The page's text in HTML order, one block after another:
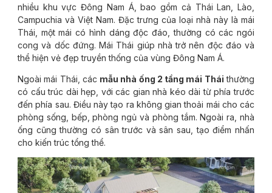
nhiều khu vực Đông Nam Á, bao gồm cả Thái Lan, Lào,
Campuchia và Việt Nam. Đặc trưng của loại nhà này là mái
Thái, một mái có hình dáng độc đáo, thường có các ngói
cong và dốc đứng. Mái Thái giúp nhà trở nên độc đáo và
thể hiện vẻ đẹp truyền thống của vùng Đông Nam Á.
Ngoài mái Thái, các mẫu nhà ống 2 tầng mái Thái thường
có cấu trúc dài hẹp, với các gian nhà kéo dài từ phía trước
đến phía sau. Điều này tạo ra không gian thoải mái cho các
phòng sống, bếp, phòng ngủ và phòng tắm. Ngoài ra, nhà
ống cũng thường có sân trước và sân sau, tạo điểm nhấn
cho kiến trúc tổng thể.